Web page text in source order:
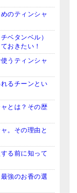
のティンシャ
ベタンベル）
おきたい！
うティンシャ
るチーンとい
とは？その歴
。その理由と
る前に知って
強のお香の選